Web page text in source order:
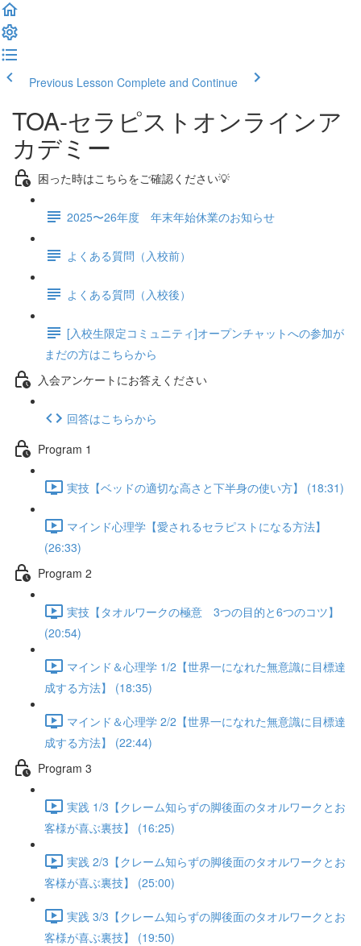
Previous Lesson Complete and Continue
TOA-セラピストオンラインア
カデミー
困った時はこちらをご確認ください💡
2025〜26年度 年末年始休業のお知らせ
よくある質問（入校前）
よくある質問（入校後）
[入校生限定コミュニティ]オープンチャットへの参加が
まだの方はこちらから
入会アンケートにお答えください
回答はこちらから
Program 1
実技【ベッドの適切な高さと下半身の使い方】 (18:31)
マインド心理学【愛されるセラピストになる方法】
(26:33)
Program 2
実技【タオルワークの極意 3つの目的と6つのコツ】
(20:54)
マインド＆心理学 1/2【世界一になれた無意識に目標達
成する方法】 (18:35)
マインド＆心理学 2/2【世界一になれた無意識に目標達
成する方法】 (22:44)
Program 3
実践 1/3【クレーム知らずの脚後面のタオルワークとお
客様が喜ぶ裏技】 (16:25)
実践 2/3【クレーム知らずの脚後面のタオルワークとお
客様が喜ぶ裏技】 (25:00)
実践 3/3【クレーム知らずの脚後面のタオルワークとお
客様が喜ぶ裏技】 (19:50)